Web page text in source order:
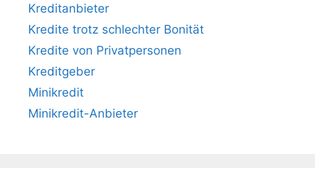
Kreditanbieter
Kredite trotz schlechter Bonität
Kredite von Privatpersonen
Kreditgeber
Minikredit
Minikredit-Anbieter